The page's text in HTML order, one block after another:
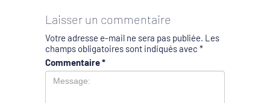
Laisser un commentaire
Votre adresse e-mail ne sera pas publiée. Les
champs obligatoires sont indiqués avec *
Commentaire*